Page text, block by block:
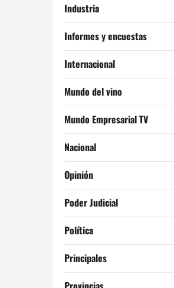
Industria
Informes y encuestas
Internacional
Mundo del vino
Mundo Empresarial TV
Nacional
Opinión
Poder Judicial
Política
Principales